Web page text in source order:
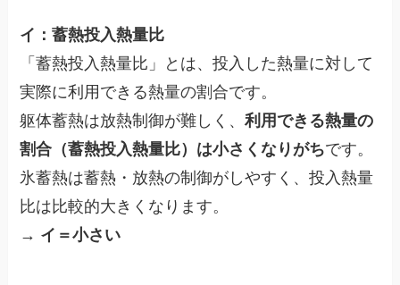
イ：蓄熱投入熱量比
「蓄熱投入熱量比」とは、投入した熱量に対して
実際に利用できる熱量の割合です。
躯体蓄熱は放熱制御が難しく、利用できる熱量の
割合（蓄熱投入熱量比）は小さくなりがちです。
氷蓄熱は蓄熱・放熱の制御がしやすく、投入熱量
比は比較的大きくなります。
→ イ＝小さい